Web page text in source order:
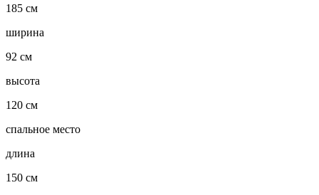
185 см
ширина
92 см
высота
120 см
спальное место
длина
150 см